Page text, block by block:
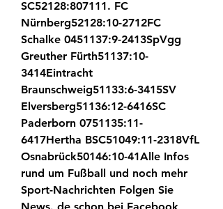
SC52128:807111. FC
Nürnberg52128:10-2712FC
Schalke 0451137:9-2413SpVgg
Greuther Fürth51137:10-
3414Eintracht
Braunschweig51133:6-3415SV
Elversberg51136:12-6416SC
Paderborn 0751135:11-
6417Hertha BSC51049:11-2318VfL
Osnabrück50146:10-41Alle Infos
rund um Fußball und noch mehr
Sport-Nachrichten Folgen Sie